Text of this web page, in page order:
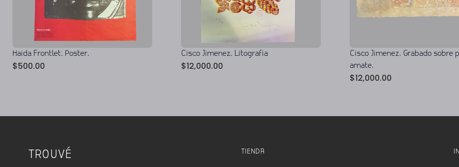
Haida Frontlet. Poster.
$500.00
Cisco Jimenez. Litografia
$12,000.00
Cisco Jimenez. Grabado sobre
amate.
$12,000.00
TROUVÉ TIENDA